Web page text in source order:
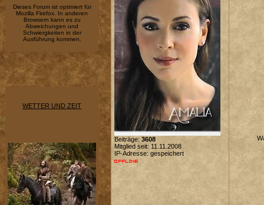
Dieses Forum ist optimiert für
Mozilla Firefox. In anderen
Browsern kann es zu
Abweichungen und
Schwiergkeiten in der
Ausführung kommen.
WETTER UND ZEIT
Beiträge: 3608
Mitglied seit: 11.11.2008
IP-Adresse: gespeichert